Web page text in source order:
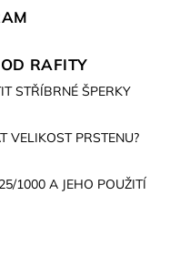
RAFITY
STŘÍBRNÉ ŠPERKY
VELIKOST PRSTENU?
1000 A JEHO POUŽITÍ